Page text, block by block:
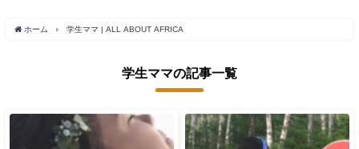
ホーム 学生ママ | ALL ABOUT AFRICA
学生ママの記事一覧